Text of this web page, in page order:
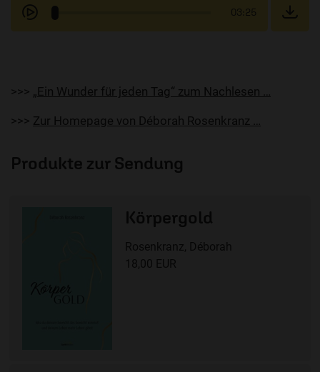
03:25
>>> „Ein Wunder für jeden Tag“ zum Nachlesen …
>>> Zur Homepage von Déborah Rosenkranz …
Produkte zur Sendung
Körpergold
Rosenkranz, Déborah
18,00 EUR